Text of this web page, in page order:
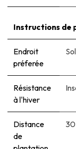
Instructions de
Endroit
préferée
Résistance
à l'hiver
Distance
de